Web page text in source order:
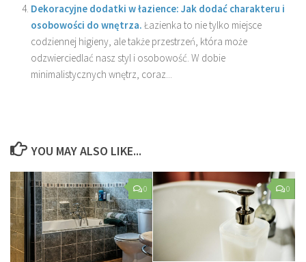
Dekoracyjne dodatki w łazience: Jak dodać charakteru i
osobowości do wnętrza. Łazienka to nie tylko miejsce
codziennej higieny, ale także przestrzeń, która może
odzwierciedlać nasz styl i osobowość. W dobie
minimalistycznych wnętrz, coraz...
YOU MAY ALSO LIKE...
0 0